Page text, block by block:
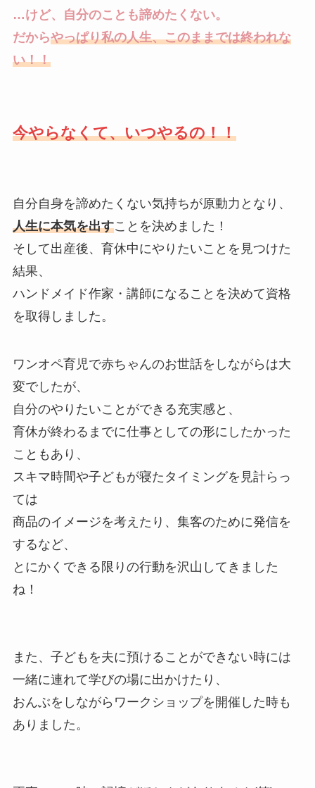
…けど、自分のことも諦めたくない。
だからやっぱり私の人生、このままでは終われな
い！！
今やらなくて、いつやるの！！
自分自身を諦めたくない気持ちが原動力となり、
人生に本気を出すことを決めました！
そして出産後、育休中にやりたいことを見つけた
結果、
ハンドメイド作家・講師になることを決めて資格
を取得しました。
ワンオペ育児で赤ちゃんのお世話をしながらは大
変でしたが、
自分のやりたいことができる充実感と、
育休が終わるまでに仕事としての形にしたかった
こともあり、
スキマ時間や子どもが寝たタイミングを見計らっ
ては
商品のイメージを考えたり、集客のために発信を
するなど、
とにかくできる限りの行動を沢山してきました
ね！
また、子どもを夫に預けることができない時には
一緒に連れて学びの場に出かけたり、
おんぶをしながらワークショップを開催した時も
ありました。